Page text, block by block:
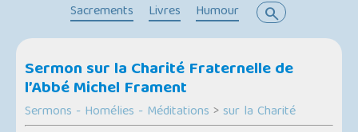
Sacrements
Livres Humour search
Sermon sur la Charité Fraternelle de
l’Abbé Michel Frament
Sermons - Homélies - Méditations >sur la Charité